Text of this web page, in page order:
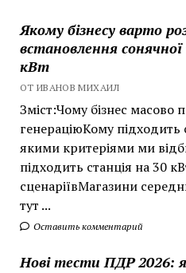
Якому бізнесу варто
встановлення
кВт
ОТ ИВАНОВ МИХАИЛ
Зміст:Чому бізнес масово
генераціюКому підходить
якими критеріями ми
підходить станція на 30
сценаріївМагазини
тут ...
Оставить комментарий
Нові тести ПДР 2026: